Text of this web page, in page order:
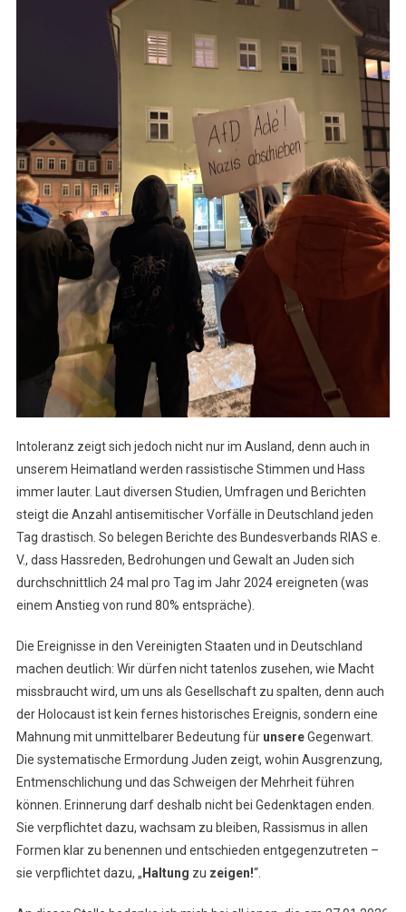
Intoleranz zeigt sich jedoch nicht nur im Ausland, denn auch in
unserem Heimatland werden rassistische Stimmen und Hass
immer lauter. Laut diversen Studien, Umfragen und Berichten
steigt die Anzahl antisemitischer Vorfälle in Deutschland jeden
Tag drastisch. So belegen Berichte des Bundesverbands RIAS e.
V., dass Hassreden, Bedrohungen und Gewalt an Juden sich
durchschnittlich 24 mal pro Tag im Jahr 2024 ereigneten (was
einem Anstieg von rund 80% entspräche).
Die Ereignisse in den Vereinigten Staaten und in Deutschland
machen deutlich: Wir dürfen nicht tatenlos zusehen, wie Macht
missbraucht wird, um uns als Gesellschaft zu spalten, denn auch
der Holocaust ist kein fernes historisches Ereignis, sondern eine
Mahnung mit unmittelbarer Bedeutung für unsereGegenwart.
Die systematische Ermordung Juden zeigt, wohin Ausgrenzung,
Entmenschlichung und das Schweigen der Mehrheit führen
können. Erinnerung darf deshalb nicht bei Gedenktagen enden.
Sie verpflichtet dazu, wachsam zu bleiben, Rassismus in allen
Formen klar zu benennen und entschieden entgegenzutreten –
sie verpflichtet dazu, „ Haltung zu zeigen!“.